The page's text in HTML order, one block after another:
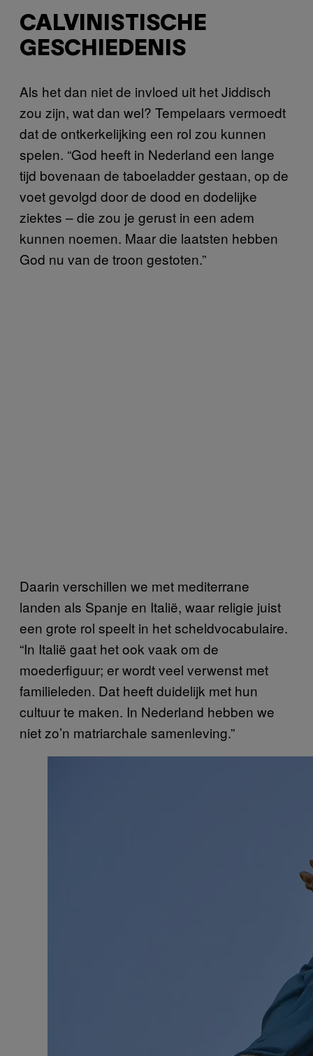
CALVINISTISCHE
GESCHIEDENIS
Als het dan niet de invloed uit het Jiddisch
zou zijn, wat dan wel? Tempelaars vermoedt
dat de ontkerkelijking een rol zou kunnen
spelen. “God heeft in Nederland een lange
tijd bovenaan de taboeladder gestaan, op de
voet gevolgd door de dood en dodelijke
ziektes – die zou je gerust in een adem
kunnen noemen. Maar die laatsten hebben
God nu van de troon gestoten.”
Daarin verschillen we met mediterrane
landen als Spanje en Italië, waar religie juist
een grote rol speelt in het scheldvocabulaire.
“In Italië gaat het ook vaak om de
moederfiguur; er wordt veel verwenst met
familieleden. Dat heeft duidelijk met hun
cultuur te maken. In Nederland hebben we
niet zo’n matriarchale samenleving.”